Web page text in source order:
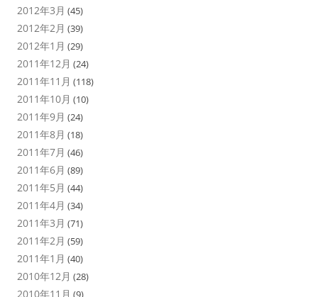
2012年3月 (45)
2012年2月 (39)
2012年1月 (29)
2011年12月 (24)
2011年11月 (118)
2011年10月 (10)
2011年9月 (24)
2011年8月 (18)
2011年7月 (46)
2011年6月 (89)
2011年5月 (44)
2011年4月 (34)
2011年3月 (71)
2011年2月 (59)
2011年1月 (40)
2010年12月 (28)
2010年11月 (9)